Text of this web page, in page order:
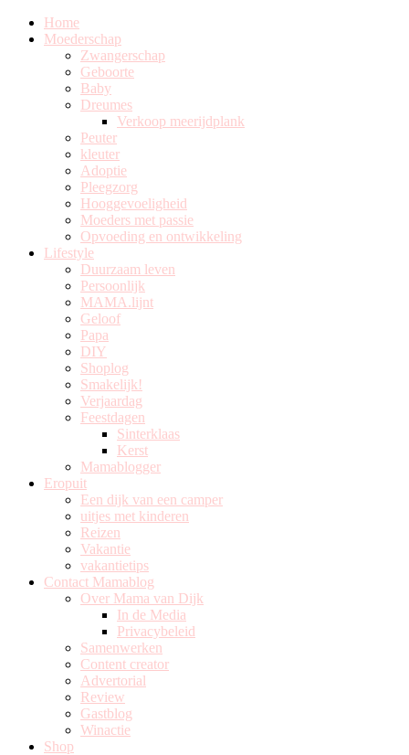
Home
Moederschap
Zwangerschap
Geboorte
Baby
Dreumes
Verkoop meerijdplank
Peuter
kleuter
Adoptie
Pleegzorg
Hooggevoeligheid
Moeders met passie
Opvoeding en ontwikkeling
Lifestyle
Duurzaam leven
Persoonlijk
MAMA.lijnt
Geloof
Papa
DIY
Shoplog
Smakelijk!
Verjaardag
Feestdagen
Sinterklaas
Kerst
Mamablogger
Eropuit
Een dijk van een camper
uitjes met kinderen
Reizen
Vakantie
vakantietips
Contact Mamablog
Over Mama van Dijk
In de Media
Privacybeleid
Samenwerken
Content creator
Advertorial
Review
Gastblog
Winactie
Shop